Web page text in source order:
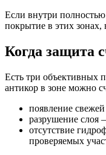
Если внутри
покрытие в этих зонах,
Когда защита
Есть три объективных
антикор в зоне можно
появление
разрушение слоя
отсутствие
проверяемых